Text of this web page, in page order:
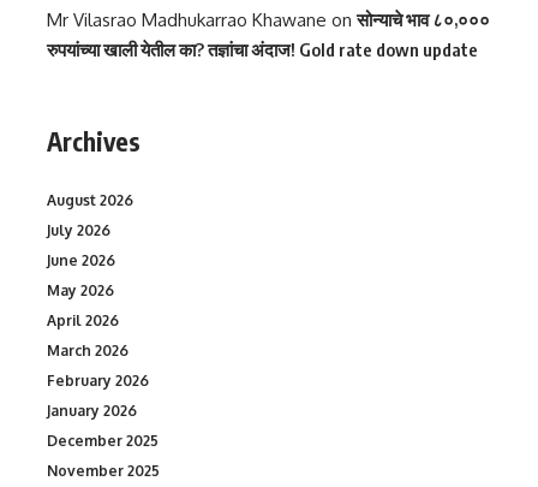
Mr Vilasrao Madhukarrao Khawane onसोन्याचे भाव ८०,०००
रुपयांच्या खाली येतील का? तज्ञांचा अंदाज! Gold rate down update
Archives
August 2026
July 2026
June 2026
May 2026
April 2026
March 2026
February 2026
January 2026
December 2025
November 2025